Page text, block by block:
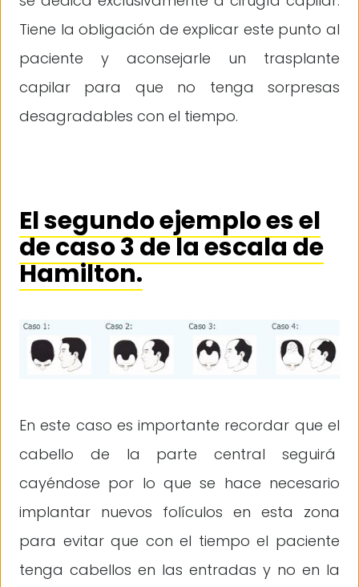
Tiene la obligación de explicar este punto al
paciente y aconsejarle un trasplante
capilar para que no tenga sorpresas
desagradables con el tiempo.
El segundo ejemplo es el
de caso 3 de la escala de
Hamilton.
En este caso es importante recordar que el
cabello de la parte central seguirá
cayéndose por lo que se hace necesario
implantar nuevos folículos en esta zona
para evitar que con el tiempo el paciente
tenga cabellos en las entradas y no en la